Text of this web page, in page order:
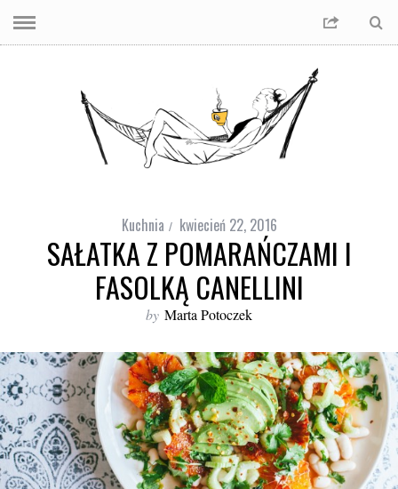
Kuchnia kwiecień 22, 2016
SAŁATKA Z POMARAŃCZAMI I
FASOLKĄ CANELLINI
by Marta Potoczek